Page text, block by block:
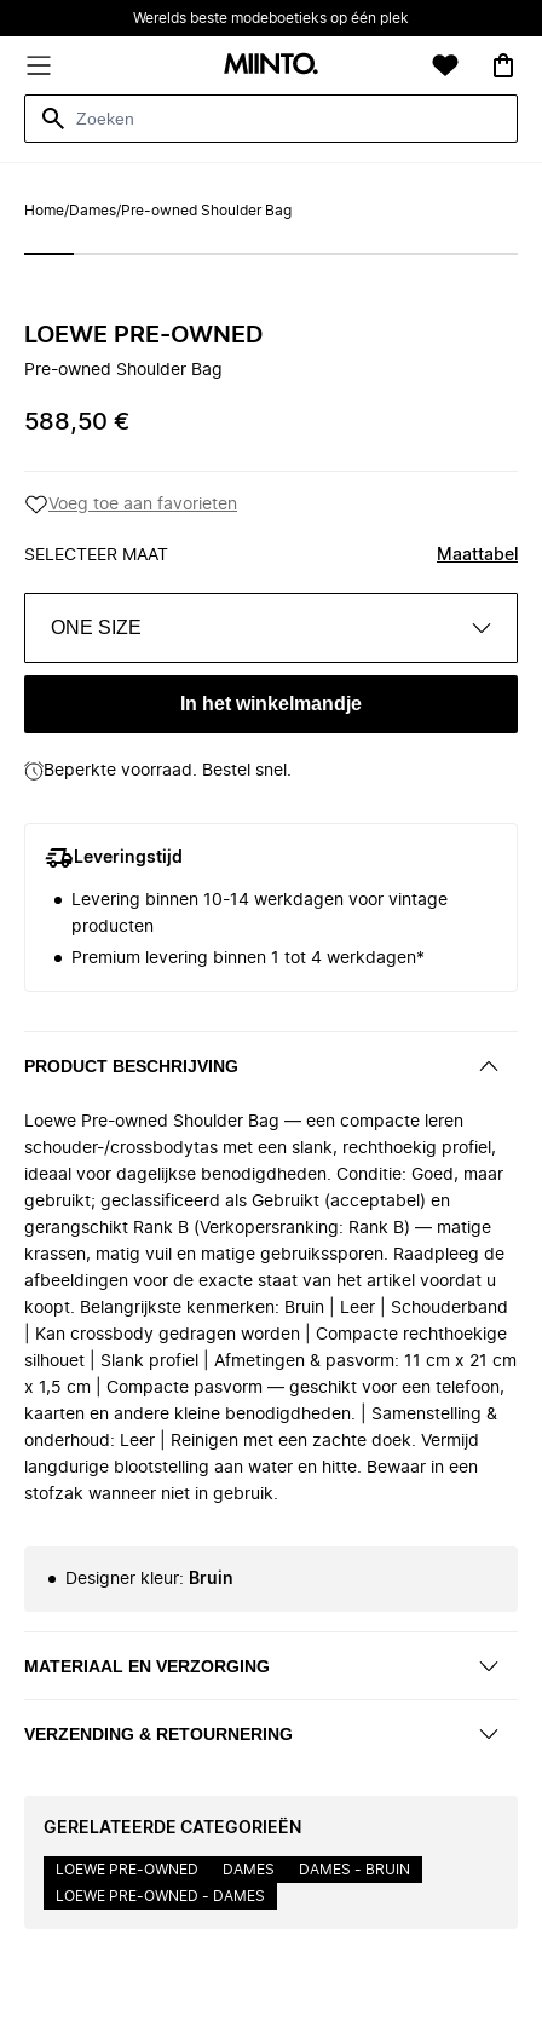
Werelds beste modeboetieks op één plek
Home/Dames/Pre-owned Shoulder Bag
LOEWE PRE-OWNED
Pre-owned Shoulder Bag
588,50 €
Voeg toe aan favorieten
SELECTEER MAAT Maattabel
ONE SIZE
In het winkelmandje
Beperkte voorraad. Bestel snel.
Leveringstijd
Levering binnen 10-14 werkdagen voor vintage
producten
Premium levering binnen 1 tot 4 werkdagen*
PRODUCT BESCHRIJVING
Loewe Pre-owned Shoulder Bag — een compacte leren
schouder-/crossbodytas met een slank, rechthoekig profiel,
ideaal voor dagelijkse benodigdheden. Conditie: Goed, maar
gebruikt; geclassificeerd als Gebruikt (acceptabel) en
gerangschikt Rank B (Verkopersranking: Rank B) — matige
krassen, matig vuil en matige gebruikssporen. Raadpleeg de
afbeeldingen voor de exacte staat van het artikel voordat u
koopt. Belangrijkste kenmerken: Bruin | Leer | Schouderband
| Kan crossbody gedragen worden | Compacte rechthoekige
silhouet | Slank profiel | Afmetingen & pasvorm: 11 cm x 21 cm
x 1,5 cm | Compacte pasvorm — geschikt voor een telefoon,
kaarten en andere kleine benodigdheden. | Samenstelling &
onderhoud: Leer | Reinigen met een zachte doek. Vermijd
langdurige blootstelling aan water en hitte. Bewaar in een
stofzak wanneer niet in gebruik.
Designer kleur: Bruin
MATERIAAL EN VERZORGING
VERZENDING & RETOURNERING
GERELATEERDE CATEGORIEËN
LOEWE PRE-OWNED DAMES
DAMES - BRUIN
LOEWE PRE-OWNED - DAMES